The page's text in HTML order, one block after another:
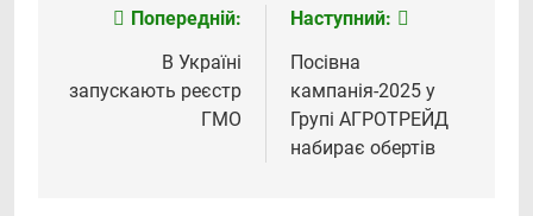
НавігаціяПопередній:
В Україні
запускають реєстр
ГМО
Наступний:
Посівна
кампанія-2025 у
Групі АГРОТРЕЙД
набирає обертів